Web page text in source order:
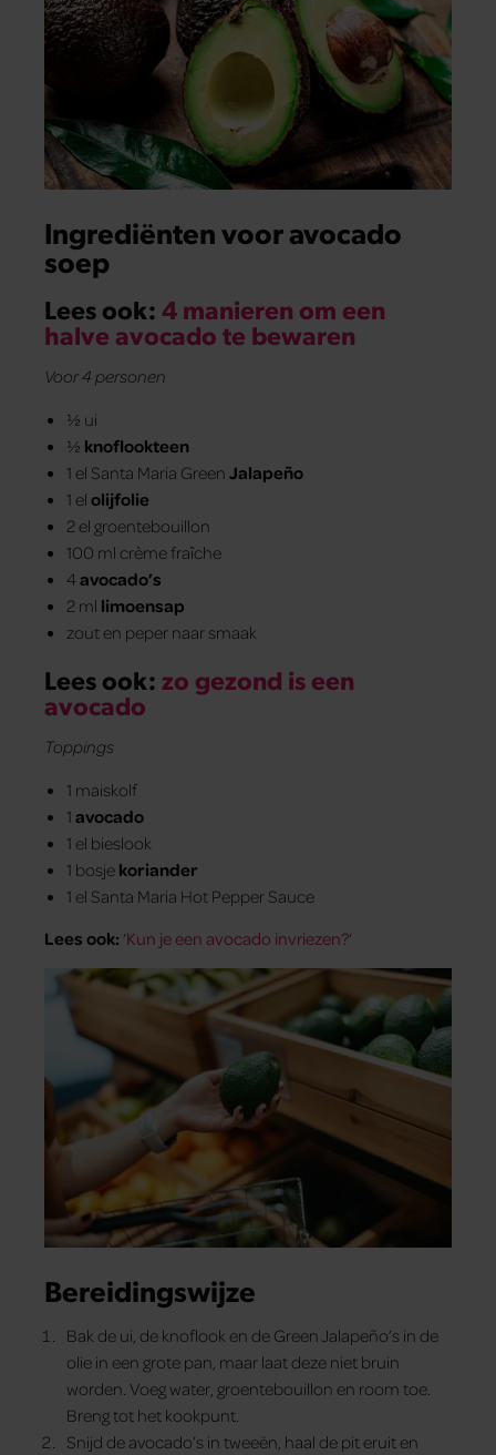
Ingrediënten voor avocado
soep
Lees ook:4 manieren om een
halve avocado te bewaren
Voor 4 personen
½ ui
½ knoflookteen
1 el Santa Maria Green Jalapeño
1 el olijfolie
2 el groentebouillon
100 ml crème fraîche
4 avocado’s
2 ml limoensap
zout en peper naar smaak
Lees ook:zo gezond is een
avocado
Toppings
1 maiskolf
1 avocado
1 el bieslook
1 bosje koriander
1 el Santa Maria Hot Pepper Sauce
Lees ook: ‘Kun je een avocado invriezen?‘
Bereidingswijze
Bak de ui, de knoflook en de Green Jalapeño’s in de
olie in een grote pan, maar laat deze niet bruin
worden. Voeg water, groentebouillon en room toe.
Breng tot het kookpunt.
Snijd de avocado’s in tweeën, haal de pit eruit en